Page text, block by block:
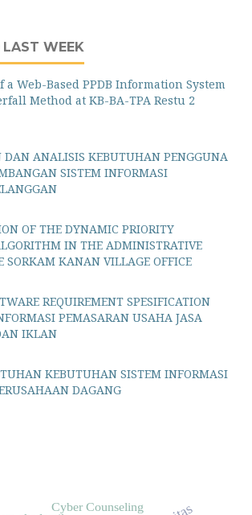
WEEK
a Web-Based PPDB Information System
Method at KB-BA-TPA Restu 2
DAN ANALISIS KEBUTUHAN PENGGUNA
SISTEM INFORMASI
OF THE DYNAMIC PRIORITY
IN THE ADMINISTRATIVE
SORKAM KANAN VILLAGE OFFICE
REQUIREMENT SPESIFICATION
PEMASARAN USAHA JASA
IKLAN
KEBUTUHAN SISTEM INFORMASI
DAGANG
Cyber Counseling